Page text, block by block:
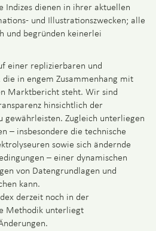
Indizes dienen in ihrer aktuellen
und Illustrationszwecken; alle
und begründen keinerlei
einer replizierbaren und
in engem Zusammenhang mit
Marktbericht steht. Wir sind
hinsichtlich der
gewährleisten. Zugleich unterliegen
– insbesondere die technische
sowie sich ändernde
– einer dynamischen
von Datengrundlagen und
kann.
derzeit noch in der
Methodik unterliegt